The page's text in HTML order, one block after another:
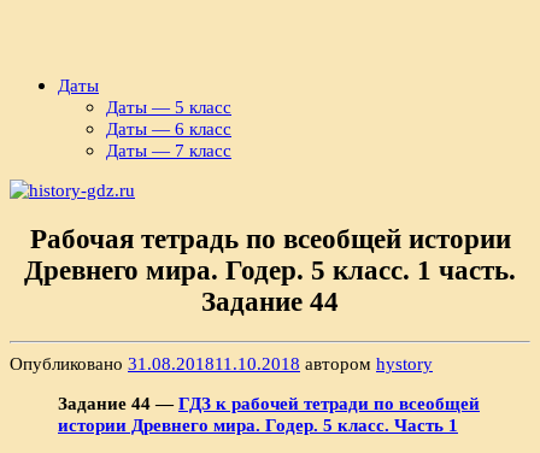
Даты
Даты — 5 класс
Даты — 6 класс
Даты — 7 класс
Рабочая тетрадь по всеобщей истории
Древнего мира. Годер. 5 класс. 1 часть.
Задание 44
Опубликовано 31.08.201811.10.2018 автором hystory
Задание 44 —ГДЗ к рабочей тетради по всеобщей
истории Древнего мира. Годер. 5 класс. Часть 1